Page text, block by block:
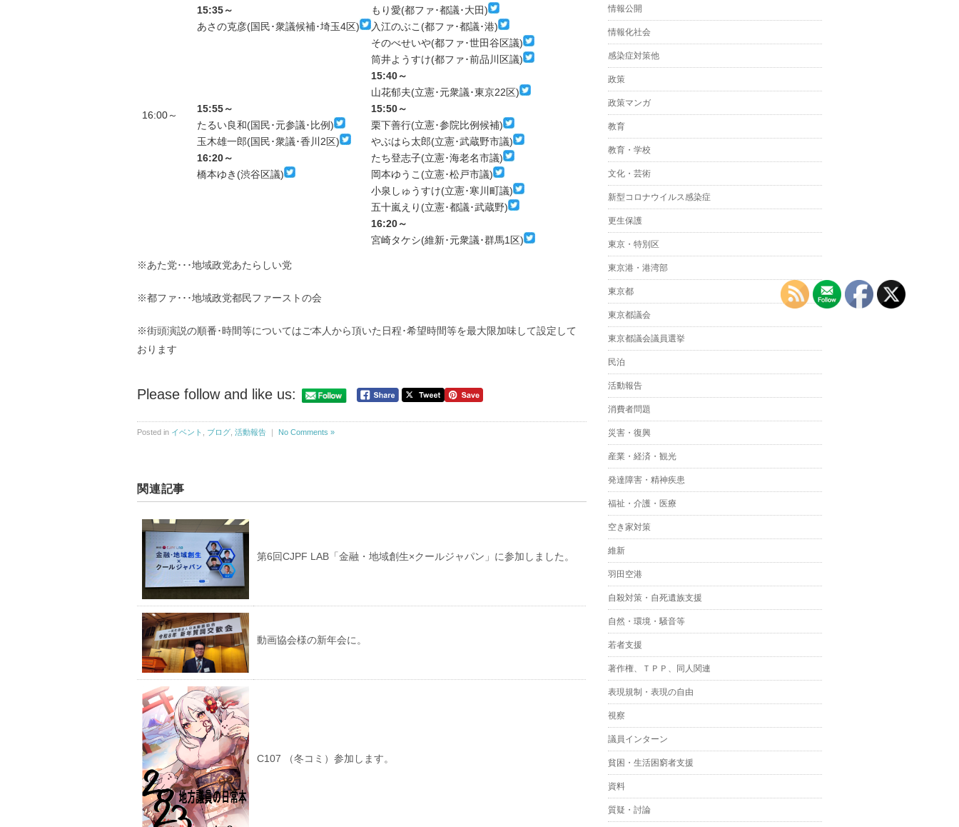
15:35～
あさの克彦(国民･衆議候補･埼玉4区)
もり愛(都ファ･都議･大田)
入江のぶこ(都ファ･都議･港)
そのべせいや(都ファ･世田谷区議)
筒井ようすけ(都ファ･前品川区議)
15:40～
山花郁夫(立憲･元衆議･東京22区)
16:00～
15:55～
たるい良和(国民･元参議･比例)
玉木雄一郎(国民･衆議･香川2区)
16:20～
橋本ゆき(渋谷区議)
15:50～
栗下善行(立憲･参院比例候補)
やぶはら太郎(立憲･武蔵野市議)
たち登志子(立憲･海老名市議)
岡本ゆうこ(立憲･松戸市議)
小泉しゅうすけ(立憲･寒川町議)
五十嵐えり(立憲･都議･武蔵野)
16:20～
宮崎タケシ(維新･元衆議･群馬1区)
※あた党･･･地域政党あたらしい党
※都ファ･･･地域政党都民ファーストの会
※街頭演説の順番･時間等についてはご本人から頂いた日程･希望時間等を最大限加味して設定して
おります
Please follow and like us:
Posted in イベント ブログ 活動報告 ｜ No Comments »
関連記事
第6回CJPF LAB「金融・地域創生×クールジャパン」に参加しました。
動画協会様の新年会に。
C107 （冬コミ）参加します。
情報公開
情報化社会
感染症対策他
政策
政策マンガ
教育
教育・学校
文化・芸術
新型コロナウイルス感染症
更生保護
東京・特別区
東京港・港湾部
東京都
東京都議会
東京都議会議員選挙
民泊
活動報告
消費者問題
災害・復興
産業・経済・観光
発達障害・精神疾患
福祉・介護・医療
空き家対策
維新
羽田空港
自殺対策・自死遺族支援
自然・環境・騒音等
若者支援
著作権、ＴＰＰ、同人関連
表現規制・表現の自由
視察
議員インターン
貧困・生活困窮者支援
資料
質疑・討論